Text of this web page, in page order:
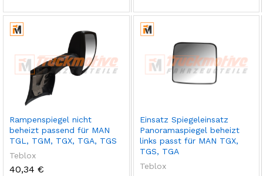
Rampenspiegel nicht
beheizt passend für MAN
TGL, TGM, TGX, TGA, TGS
Teblox
40,34 €
Einsatz Spiegeleinsatz
Panoramaspiegel beheizt
links passt für MAN TGX,
TGS, TGA
Teblox